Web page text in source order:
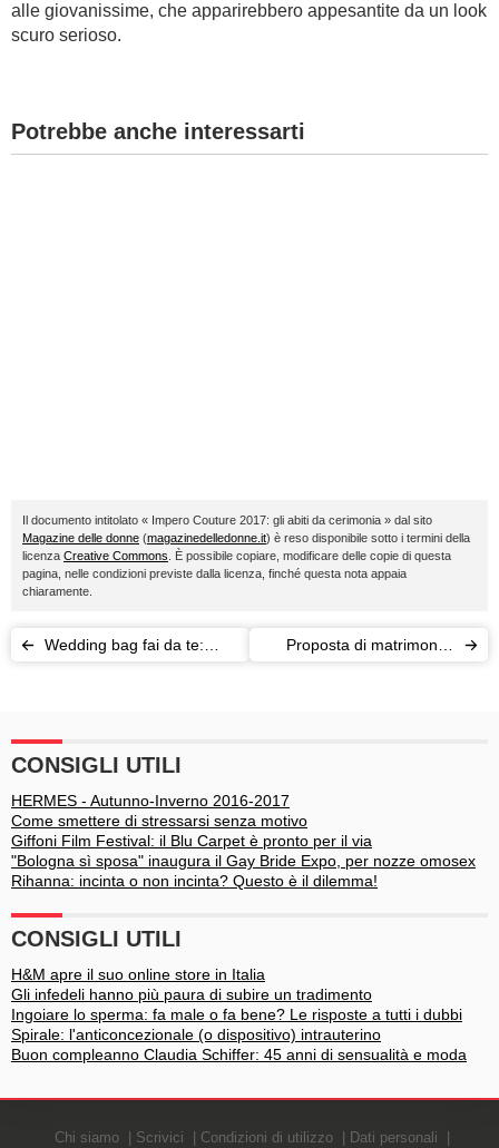
alle giovanissime, che apparirebbero appesantite da un look
scuro serioso.
Potrebbe anche interessarti
Il documento intitolato « Impero Couture 2017: gli abiti da cerimonia » dal sito
Magazine delle donne (magazinedelledonne.it) è reso disponibile sotto i termini della
licenza Creative Commons . È possibile copiare, modificare delle copie di questa
pagina, nelle condizioni previste dalla licenza, finché questa nota appaia
chiaramente.
Wedding bag fai da te:
Proposta di matrimonio:
CONSIGLI UTILI
HERMES - Autunno-Inverno 2016-2017
Come smettere di stressarsi senza motivo
Giffoni Film Festival: il Blu Carpet è pronto per il via
"Bologna sì sposa" inaugura il Gay Bride Expo, per nozze omosex
Rihanna: incinta o non incinta? Questo è il dilemma!
CONSIGLI UTILI
H&M apre il suo online store in Italia
Gli infedeli hanno più paura di subire un tradimento
Ingoiare lo sperma: fa male o fa bene? Le risposte a tutti i dubbi
Spirale: l'anticoncezionale (o dispositivo) intrauterino
Buon compleanno Claudia Schiffer: 45 anni di sensualità e moda
Chi siamo Scrivici Condizioni di utilizzo Dati personali